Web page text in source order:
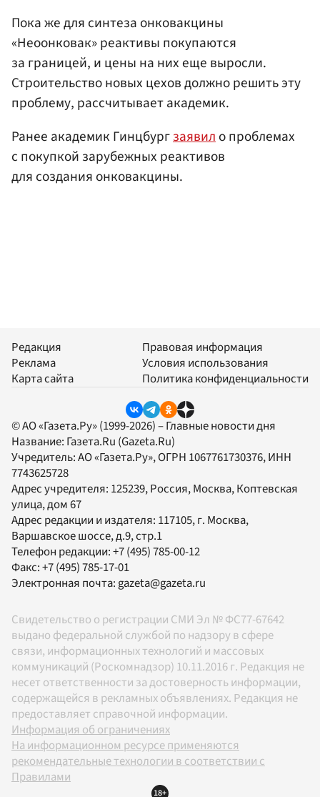
Пока же для синтеза онковакцины
«Неоонковак» реактивы покупаются
за границей, и цены на них еще выросли.
Строительство новых цехов должно решить эту
проблему, рассчитывает академик.
Ранее академик Гинцбургзаявило проблемах
с покупкой зарубежных реактивов
для создания онковакцины.
Редакция
Реклама
Карта сайта
Правовая информация
Условия использования
Политика конфиденциальности
© АО «Газета.Ру» (1999-2026) – Главные новости дня
Название: Газета.Ru (Gazeta.Ru)
Учредитель:АО «Газета.Ру», ОГРН 1067761730376, ИНН
7743625728
Адрес учредителя: 125239, Россия, Москва, Коптевская
улица, дом 67
Адрес редакции и издателя: 117105, г. Москва,
Варшавское шоссе, д.9, стр.1
Телефон редакции:+7 (495) 785-00-12
Факс:+7 (495) 785-17-01
Электронная почта:gazeta@gazeta.ru
Свидетельство о регистрации СМИ Эл № ФС77-67642
выдано федеральной службой по надзору в сфере
связи, информационных технологий и массовых
коммуникаций (Роскомнадзор) 10.11.2016 г. Редакция не
несет ответственности за достоверность информации,
содержащейся в рекламных объявлениях. Редакция не
предоставляет справочной информации.
Информация об ограничениях
На информационном ресурсе применяются
рекомендательные технологии в соответствии с
Правилами
18+